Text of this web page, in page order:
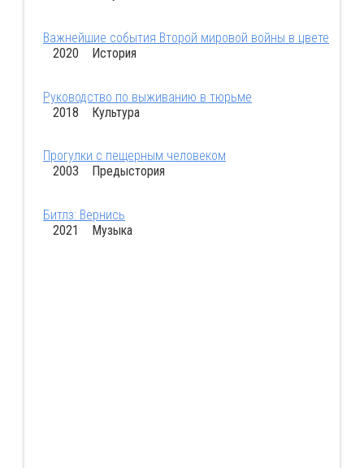
Важнейшие события Второй мировой войны в цвете
2020 История
Руководство по выживанию в тюрьме
2018 Культура
Прогулки с пещерным человеком
2003 Предыстория
Битлз: Вернись
2021 Музыка